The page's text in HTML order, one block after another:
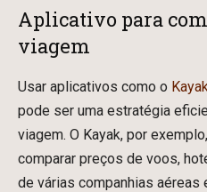
Aplicativo para
viagem
Usar aplicativos como o
pode ser uma estratégia
viagem. O Kayak, por
comparar preços de voos,
de várias companhias aéreas